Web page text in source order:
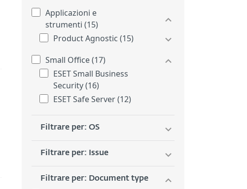
Applicazioni e
strumenti (15)
Product Agnostic (15)
Small Office (17)
ESET Small Business
Security (16)
ESET Safe Server (12)
Filtrare per: OS
Filtrare per: Issue
Filtrare per: Document type